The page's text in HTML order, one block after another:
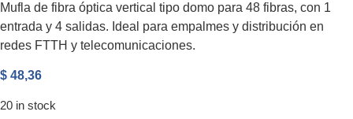
Mufla de fibra óptica vertical tipo domo para 48 fibras, con 1
entrada y 4 salidas. Ideal para empalmes y distribución en
redes FTTH y telecomunicaciones.
$ 48,36
20 in stock